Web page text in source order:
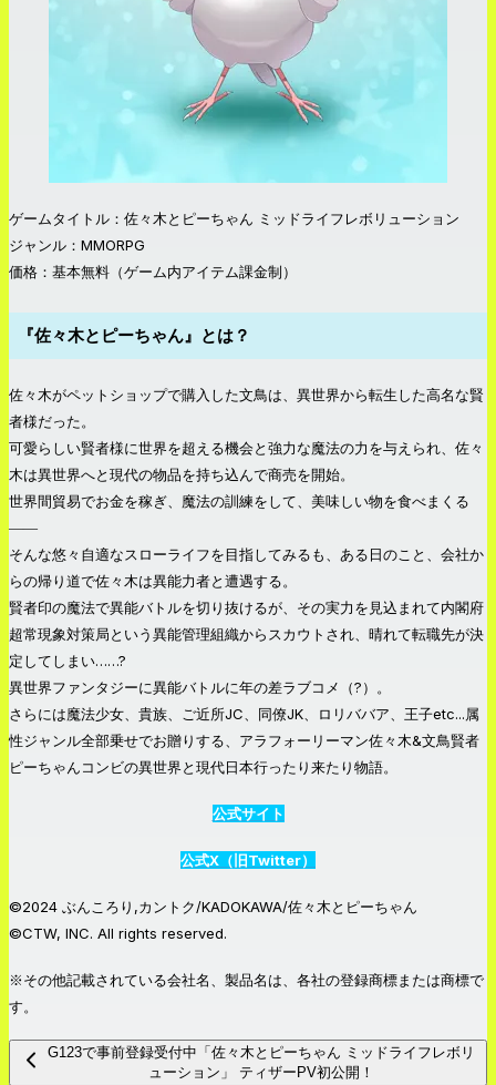
ゲームタイトル：佐々木とピーちゃん ミッドライフレボリューション
ジャンル：MMORPG
価格：基本無料（ゲーム内アイテム課金制）
『佐々木とピーちゃん』とは？
佐々木がペットショップで購入した文鳥は、異世界から転生した高名な賢
者様だった。
可愛らしい賢者様に世界を超える機会と強力な魔法の力を与えられ、佐々
木は異世界へと現代の物品を持ち込んで商売を開始。
世界間貿易でお金を稼ぎ、魔法の訓練をして、美味しい物を食べまくる
――
そんな悠々自適なスローライフを目指してみるも、ある日のこと、会社か
らの帰り道で佐々木は異能力者と遭遇する。
賢者印の魔法で異能バトルを切り抜けるが、その実力を見込まれて内閣府
超常現象対策局という異能管理組織からスカウトされ、晴れて転職先が決
定してしまい……?
異世界ファンタジーに異能バトルに年の差ラブコメ（?）。
さらには魔法少女、貴族、ご近所JC、同僚JK、ロリババア、王子etc...属
性ジャンル全部乗せでお贈りする、アラフォーリーマン佐々木&文鳥賢者
ピーちゃんコンビの異世界と現代日本行ったり来たり物語。
公式サイト
公式X（旧Twitter）
©2024 ぶんころり,カントク/KADOKAWA/佐々木とピーちゃん
©CTW, INC. All rights reserved.
※その他記載されている会社名、製品名は、各社の登録商標または商標で
す。
G123で事前登録受付中「佐々木とピーちゃん ミッドライフレボリ
ューション」 ティザーPV初公開！